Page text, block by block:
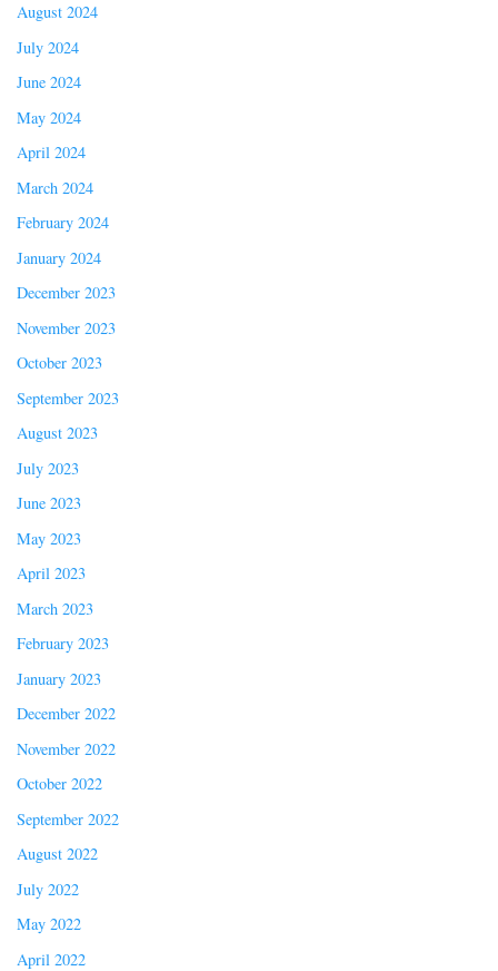
August 2024
July 2024
June 2024
May 2024
April 2024
March 2024
February 2024
January 2024
December 2023
November 2023
October 2023
September 2023
August 2023
July 2023
June 2023
May 2023
April 2023
March 2023
February 2023
January 2023
December 2022
November 2022
October 2022
September 2022
August 2022
July 2022
May 2022
April 2022